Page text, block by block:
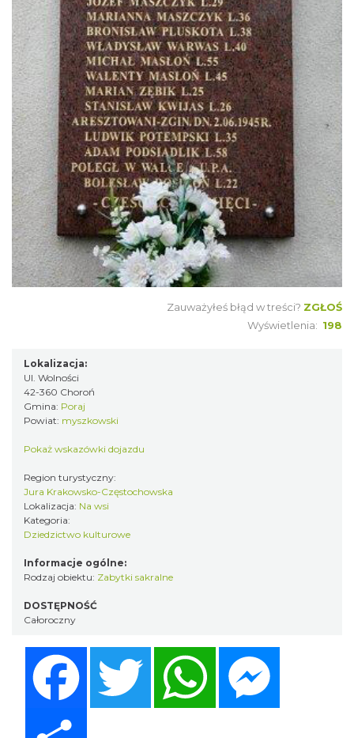
Zauważyłeś błąd w treści? ZGŁOŚ
Wyświetlenia: 198
Lokalizacja:
Ul. Wolności
42-360 Choroń
Gmina: Poraj
Powiat: myszkowski
Pokaż wskazówki dojazdu
Region turystyczny:
Jura Krakowsko-Częstochowska
Lokalizacja: Na wsi
Kategoria:
Dziedzictwo kulturowe
Informacje ogólne:
Rodzaj obiektu: Zabytki sakralne
DOSTĘPNOŚĆ
Całoroczny
Twitter